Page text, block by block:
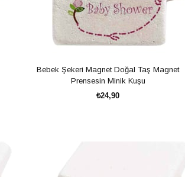
Bebek Şekeri Magnet Doğal Taş Magnet
Prensesin Minik Kuşu
₺24,90